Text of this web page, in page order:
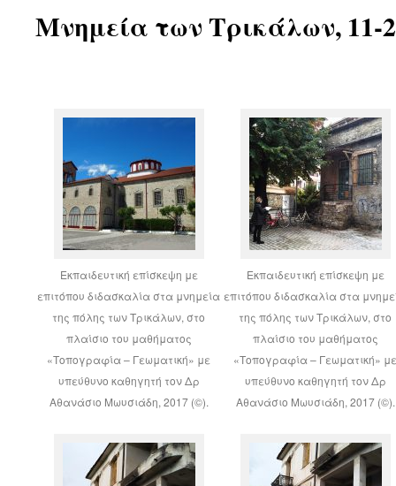
Μνημεία των Τρικάλων, 11-
Εκπαιδευτική επίσκεψη με
επιτόπου διδασκαλία στα μνημεία
της πόλης των Τρικάλων, στο
πλαίσιο του μαθήματος
«Τοπογραφία – Γεωματική» με
υπεύθυνο καθηγητή τον Δρ
Αθανάσιο Μωυσιάδη, 2017 (©).
Εκπαιδευτική επίσκεψη με
επιτόπου διδασκαλία στα
της πόλης των Τρικάλων, στο
πλαίσιο του μαθήματος
«Τοπογραφία – Γεωματική»
υπεύθυνο καθηγητή τον Δρ
Αθανάσιο Μωυσιάδη, 2017 (©).